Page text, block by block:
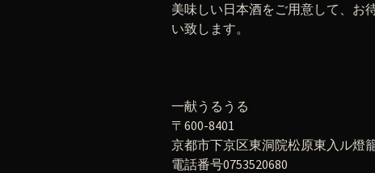
美味しい日本酒をご用意して、お
い致します。
一献うるうる
〒600-8401
京都市下京区東洞院松原東入ル燈
電話番号0753520680